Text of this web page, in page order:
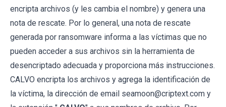
encripta archivos (y les cambia el nombre) y genera una
nota de rescate. Por lo general, una nota de rescate
generada por ransomware informa a las víctimas que no
pueden acceder a sus archivos sin la herramienta de
desencriptado adecuada y proporciona más instrucciones.
CALVO encripta los archivos y agrega la identificación de
la víctima, la dirección de email seamoon@criptext.com y